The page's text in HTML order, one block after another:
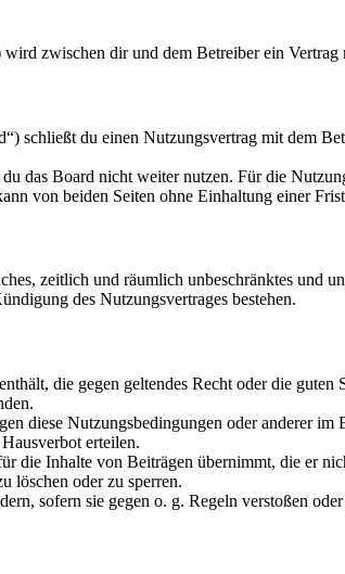
zwischen dir und dem Betreiber ein Vertrag
schließt du einen Nutzungsvertrag mit dem
das Board nicht weiter nutzen. Für die
von beiden Seiten ohne Einhaltung einer
zeitlich und räumlich unbeschränktes und
des Nutzungsvertrages bestehen.
die gegen geltendes Recht oder die
diese Nutzungsbedingungen oder anderer
erteilen.
die Inhalte von Beiträgen übernimmt, die er
löschen oder zu sperren.
sofern sie gegen o. g. Regeln verstoßen